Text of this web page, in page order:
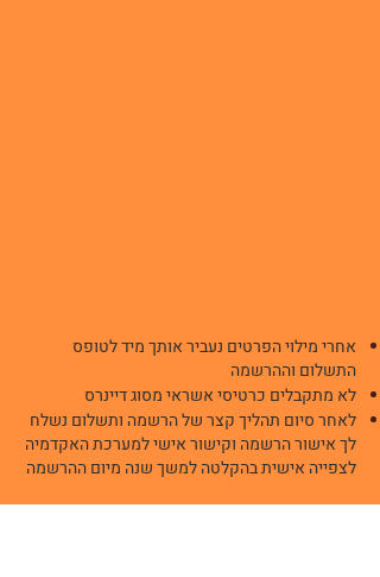
אחרי מילוי הפרטים נעביר אותך מיד לטופס
התשלום וההרשמה
לא מתקבלים כרטיסי אשראי מסוג דיינרס
לאחר סיום תהליך קצר של הרשמה ותשלום נשלח
לך אישור הרשמה וקישור אישי למערכת האקדמיה
לצפייה אישית בהקלטה למשך שנה מיום ההרשמה